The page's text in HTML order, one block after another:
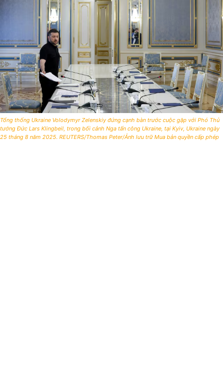
Tổng thống Ukraine Volodymyr Zelenskiy đứng cạnh bàn trước cuộc gặp với Phó Thủ
tướng Đức Lars Klingbeil, trong bối cảnh Nga tấn công Ukraine, tại Kyiv, Ukraine ngày
25 tháng 8 năm 2025. REUTERS/Thomas Peter/Ảnh lưu trữ Mua bản quyền cấp phép